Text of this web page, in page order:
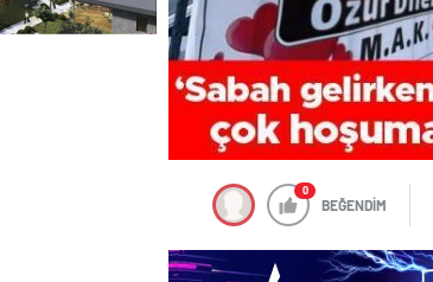
0
BEĞENDİM